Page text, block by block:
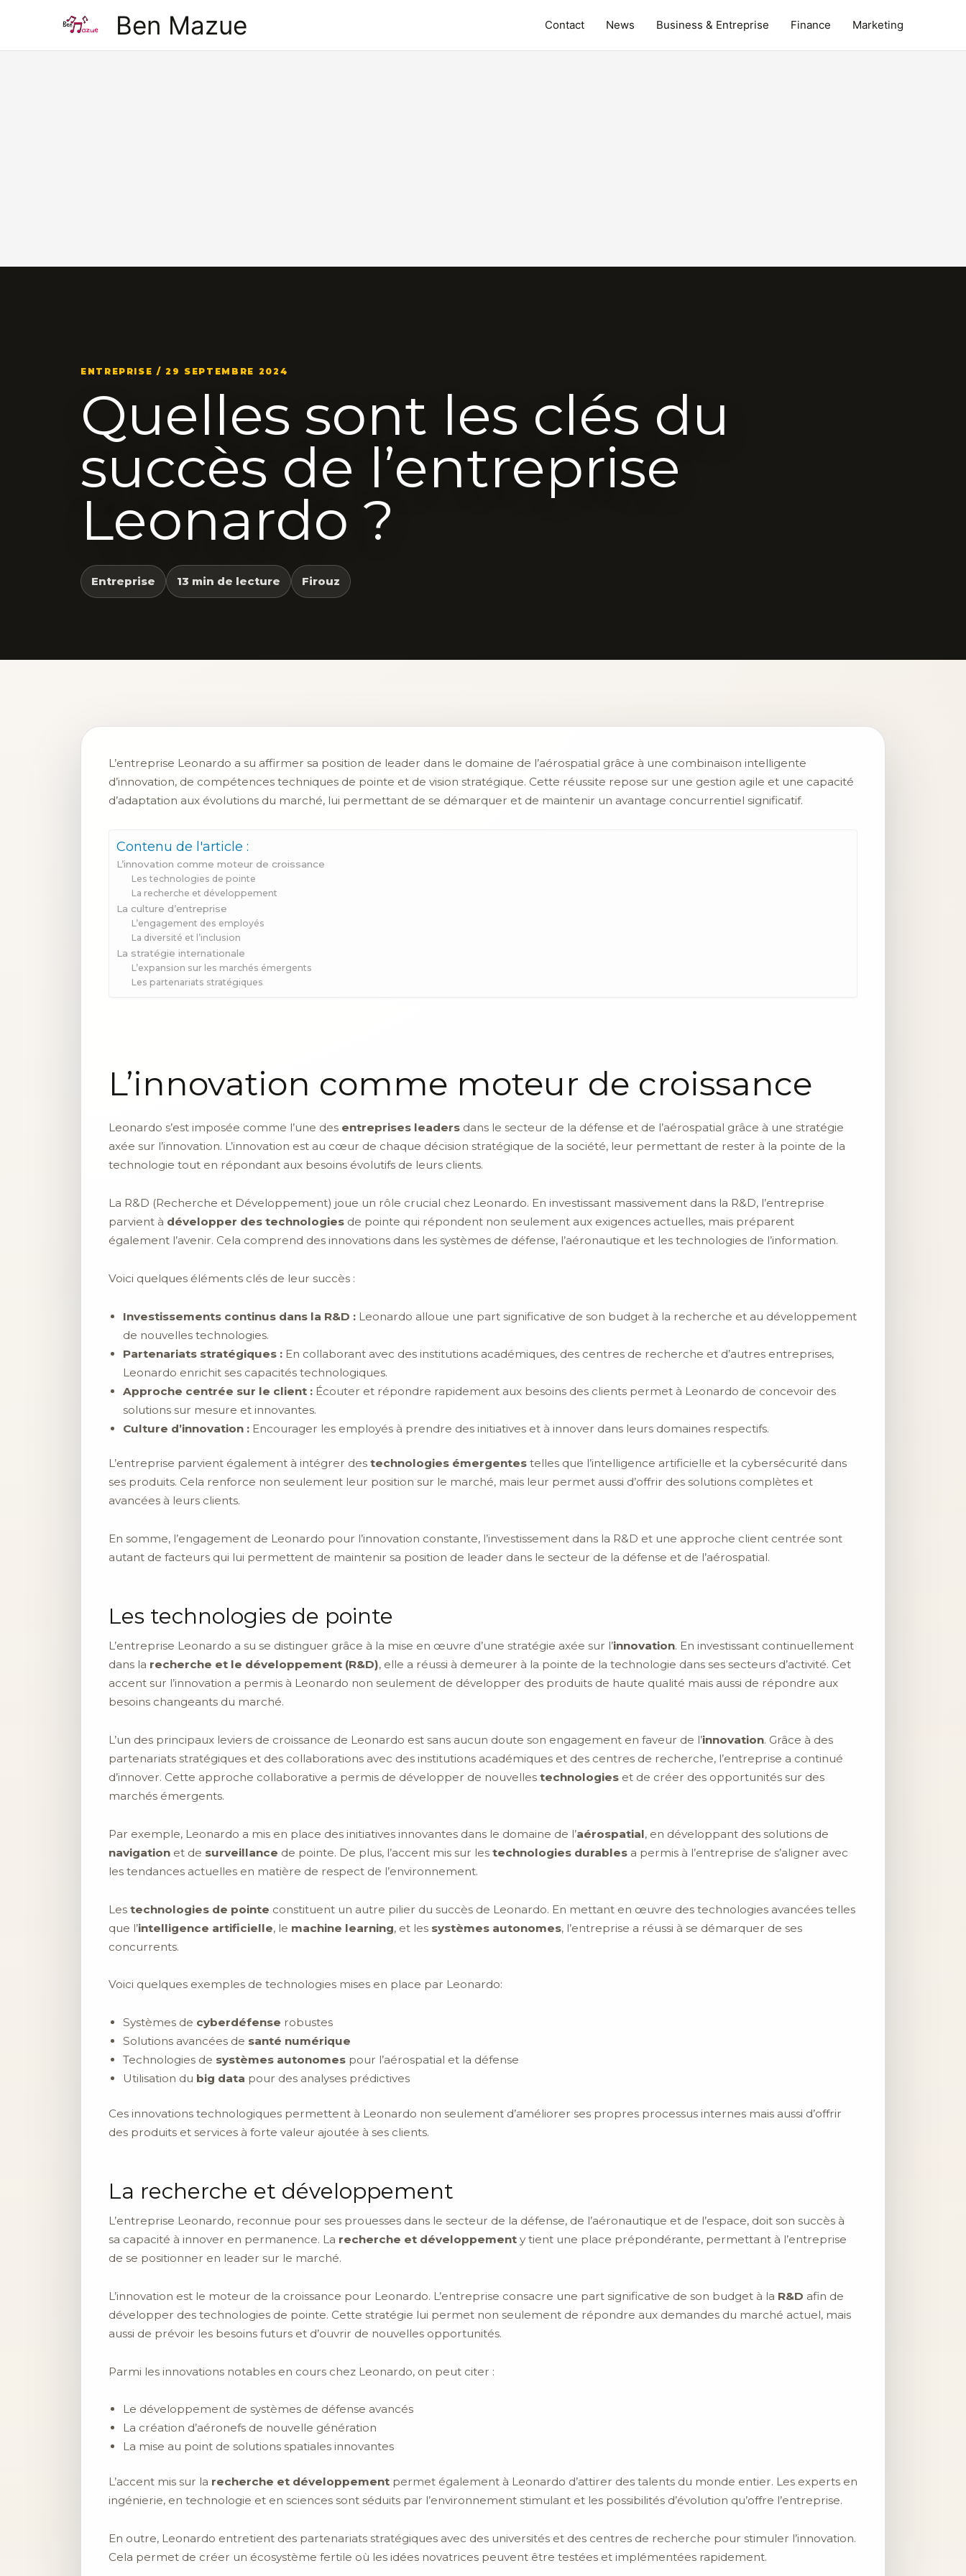
Ben Mazue Contact News Business & Entreprise Finance Marketing
ENTREPRISE / 29 SEPTEMBRE 2024
Quelles sont les clés du
succès de l’entreprise
Leonardo ?
Entreprise 13 min de lecture Firouz
L’entreprise Leonardo a su affirmer sa position de leader dans le domaine de l’aérospatial grâce à une combinaison intelligente
d’innovation, de compétences techniques de pointe et de vision stratégique. Cette réussite repose sur une gestion agile et une capacité
d’adaptation aux évolutions du marché, lui permettant de se démarquer et de maintenir un avantage concurrentiel significatif.
Contenu de l'article :
L’innovation comme moteur de croissance
Les technologies de pointe
La recherche et développement
La culture d’entreprise
L’engagement des employés
La diversité et l’inclusion
La stratégie internationale
L’expansion sur les marchés émergents
Les partenariats stratégiques
L’innovation comme moteur de croissance
Leonardo s’est imposée comme l’une des entreprises leaders dans le secteur de la défense et de l’aérospatial grâce à une stratégie
axée sur l’innovation. L’innovation est au cœur de chaque décision stratégique de la société, leur permettant de rester à la pointe de la
technologie tout en répondant aux besoins évolutifs de leurs clients.
La R&D (Recherche et Développement) joue un rôle crucial chez Leonardo. En investissant massivement dans la R&D, l’entreprise
parvient à développer des technologies de pointe qui répondent non seulement aux exigences actuelles, mais préparent
également l’avenir. Cela comprend des innovations dans les systèmes de défense, l’aéronautique et les technologies de l’information.
Voici quelques éléments clés de leur succès :
Investissements continus dans la R&D : Leonardo alloue une part significative de son budget à la recherche et au développement
de nouvelles technologies.
Partenariats stratégiques : En collaborant avec des institutions académiques, des centres de recherche et d’autres entreprises,
Leonardo enrichit ses capacités technologiques.
Approche centrée sur le client : Écouter et répondre rapidement aux besoins des clients permet à Leonardo de concevoir des
solutions sur mesure et innovantes.
Culture d’innovation : Encourager les employés à prendre des initiatives et à innover dans leurs domaines respectifs.
L’entreprise parvient également à intégrer des technologies émergentes telles que l’intelligence artificielle et la cybersécurité dans
ses produits. Cela renforce non seulement leur position sur le marché, mais leur permet aussi d’offrir des solutions complètes et
avancées à leurs clients.
En somme, l’engagement de Leonardo pour l’innovation constante, l’investissement dans la R&D et une approche client centrée sont
autant de facteurs qui lui permettent de maintenir sa position de leader dans le secteur de la défense et de l’aérospatial.
Les technologies de pointe
L’entreprise Leonardo a su se distinguer grâce à la mise en œuvre d’une stratégie axée sur l’innovation. En investissant continuellement
dans la recherche et le développement (R&D), elle a réussi à demeurer à la pointe de la technologie dans ses secteurs d’activité. Cet
accent sur l’innovation a permis à Leonardo non seulement de développer des produits de haute qualité mais aussi de répondre aux
besoins changeants du marché.
L’un des principaux leviers de croissance de Leonardo est sans aucun doute son engagement en faveur de l’innovation. Grâce à des
partenariats stratégiques et des collaborations avec des institutions académiques et des centres de recherche, l’entreprise a continué
d’innover. Cette approche collaborative a permis de développer de nouvelles technologies et de créer des opportunités sur des
marchés émergents.
Par exemple, Leonardo a mis en place des initiatives innovantes dans le domaine de l’aérospatial, en développant des solutions de
navigation et de surveillance de pointe. De plus, l’accent mis sur les technologies durables a permis à l’entreprise de s’aligner avec
les tendances actuelles en matière de respect de l’environnement.
Les technologies de pointe constituent un autre pilier du succès de Leonardo. En mettant en œuvre des technologies avancées telles
que l’intelligence artificielle, le machine learning, et les systèmes autonomes, l’entreprise a réussi à se démarquer de ses
concurrents.
Voici quelques exemples de technologies mises en place par Leonardo:
Systèmes de cyberdéfense robustes
Solutions avancées de santé numérique
Technologies de systèmes autonomes pour l’aérospatial et la défense
Utilisation du big data pour des analyses prédictives
Ces innovations technologiques permettent à Leonardo non seulement d’améliorer ses propres processus internes mais aussi d’offrir
des produits et services à forte valeur ajoutée à ses clients.
La recherche et développement
L’entreprise Leonardo, reconnue pour ses prouesses dans le secteur de la défense, de l’aéronautique et de l’espace, doit son succès à
sa capacité à innover en permanence. La recherche et développement y tient une place prépondérante, permettant à l’entreprise
de se positionner en leader sur le marché.
L’innovation est le moteur de la croissance pour Leonardo. L’entreprise consacre une part significative de son budget à la R&D afin de
développer des technologies de pointe. Cette stratégie lui permet non seulement de répondre aux demandes du marché actuel, mais
aussi de prévoir les besoins futurs et d’ouvrir de nouvelles opportunités.
Parmi les innovations notables en cours chez Leonardo, on peut citer :
Le développement de systèmes de défense avancés
La création d’aéronefs de nouvelle génération
La mise au point de solutions spatiales innovantes
L’accent mis sur la recherche et développement permet également à Leonardo d’attirer des talents du monde entier. Les experts en
ingénierie, en technologie et en sciences sont séduits par l’environnement stimulant et les possibilités d’évolution qu’offre l’entreprise.
En outre, Leonardo entretient des partenariats stratégiques avec des universités et des centres de recherche pour stimuler l’innovation.
Cela permet de créer un écosystème fertile où les idées novatrices peuvent être testées et implémentées rapidement.